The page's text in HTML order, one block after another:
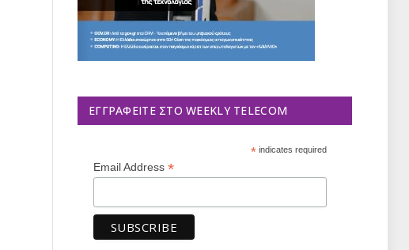
ΕΓΓΡΑΦΕΊΤΕ ΣΤΟ WEEKLY TELECOM
*indicates required
Email Address *